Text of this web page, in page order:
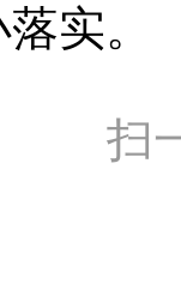
实。
扫